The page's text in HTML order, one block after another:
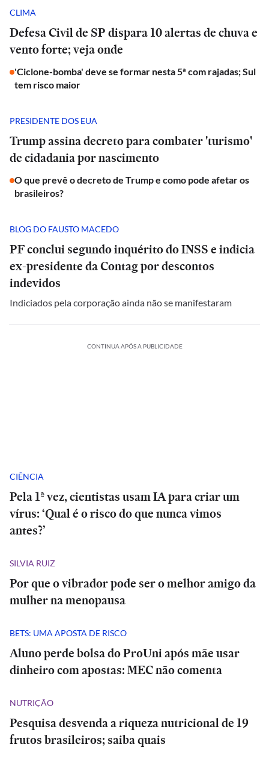
CLIMA
Defesa Civil de SP dispara 10 alertas de chuva e
vento forte; veja onde
'Ciclone-bomba' deve se formar nesta 5ª com rajadas; Sul
tem risco maior
PRESIDENTE DOS EUA
Trump assina decreto para combater 'turismo'
de cidadania por nascimento
O que prevê o decreto de Trump e como pode afetar os
brasileiros?
BLOG DO FAUSTO MACEDO
PF conclui segundo inquérito do INSS e indicia
ex-presidente da Contag por descontos
indevidos
Indiciados pela corporação ainda não se manifestaram
CONTINUA APÓS A PUBLICIDADE
CIÊNCIA
Pela 1ª vez, cientistas usam IA para criar um
vírus: ‘Qual é o risco do que nunca vimos
antes?’
SILVIA RUIZ
Por que o vibrador pode ser o melhor amigo da
mulher na menopausa
BETS: UMA APOSTA DE RISCO
Aluno perde bolsa do ProUni após mãe usar
dinheiro com apostas: MEC não comenta
NUTRIÇÃO
Pesquisa desvenda a riqueza nutricional de 19
frutos brasileiros; saiba quais